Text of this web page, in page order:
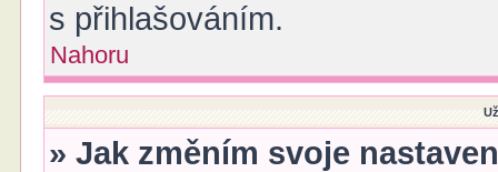
s přihlašováním.
Nahoru
» Jak změním svoje